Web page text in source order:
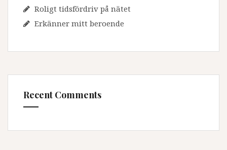
Roligt tidsfördriv på nätet
Erkänner mitt beroende
Recent Comments